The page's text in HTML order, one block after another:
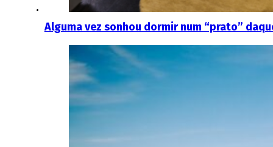
Alguma vez sonhou dormir num “prato”